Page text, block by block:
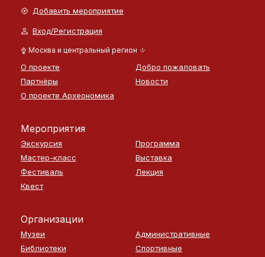
Добавить мероприятие
Вход/Регистрация
Москва и центральный регион
О проекте
Добро пожаловать
Партнёры
Новости
О проекте Археономика
Мероприятия
Экскурсия
Программа
Мастер-класс
Выставка
Фестиваль
Лекция
Квест
Организации
Музеи
Административные
Библиотеки
Спортивные